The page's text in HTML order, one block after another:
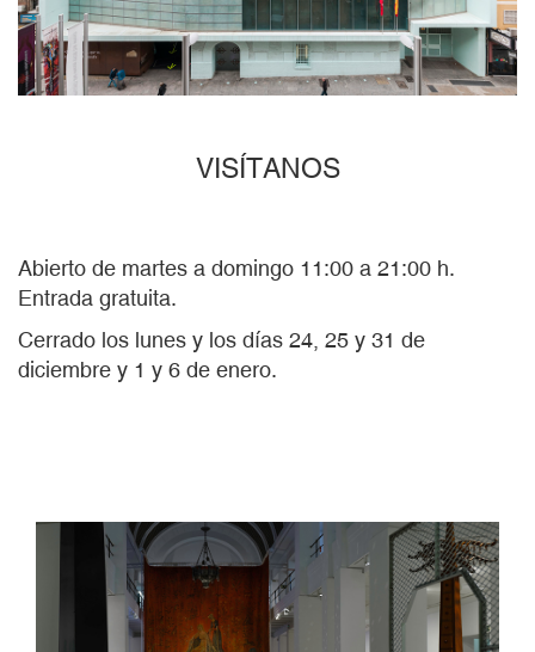
VISÍTANOS
Abierto de martes a domingo 11:00 a 21:00 h.
Entrada gratuita.
Cerrado los lunes y los días 24, 25 y 31 de
diciembre y 1 y 6 de enero.